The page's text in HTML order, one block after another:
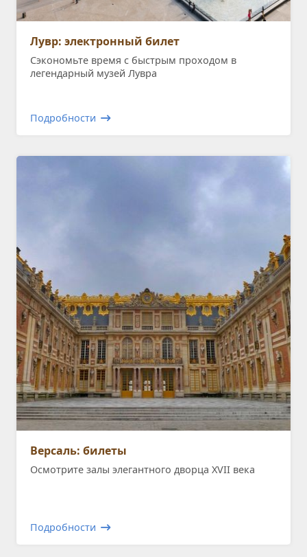
Лувр: электронный билет
Сэкономьте время с быстрым проходом в
легендарный музей Лувра
Подробности
Версаль: билеты
Осмотрите залы элегантного дворца XVII века
Подробности